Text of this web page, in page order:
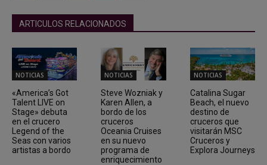
ARTICULOS RELACIONADOS
NOTICIAS
«America’s Got
Talent LIVE on
Stage» debuta
en el crucero
Legend of the
Seas con varios
artistas a bordo
NOTICIAS
Steve Wozniak y
Karen Allen, a
bordo de los
cruceros
Oceania Cruises
en su nuevo
programa de
enriquecimiento
NOTICIAS
Catalina Sugar
Beach, el nuevo
destino de
cruceros que
visitarán MSC
Cruceros y
Explora Journeys